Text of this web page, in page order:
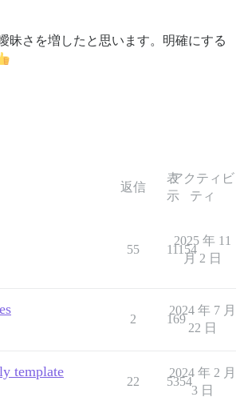
昧さを増したと思います。明確にする
返信
表
示
アクティビ
ティ
55 11154
2025 年 11
月 2 日
2 169
2024 年 7 月
22 日
template
22 5354
2024 年 2 月
3 日